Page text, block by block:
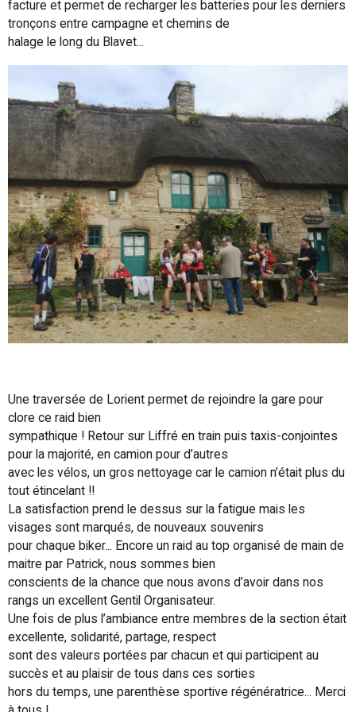
facture et permet de recharger les batteries pour les derniers
tronçons entre campagne et chemins de
halage le long du Blavet...
Une traversée de Lorient permet de rejoindre la gare pour
clore ce raid bien
sympathique ! Retour sur Liffré en train puis taxis-conjointes
pour la majorité, en camion pour d’autres
avec les vélos, un gros nettoyage car le camion n’était plus du
tout étincelant !!
La satisfaction prend le dessus sur la fatigue mais les
visages sont marqués, de nouveaux souvenirs
pour chaque biker... Encore un raid au top organisé de main de
maitre par Patrick, nous sommes bien
conscients de la chance que nous avons d’avoir dans nos
rangs un excellent Gentil Organisateur.
Une fois de plus l’ambiance entre membres de la section était
excellente, solidarité, partage, respect
sont des valeurs portées par chacun et qui participent au
succès et au plaisir de tous dans ces sorties
hors du temps, une parenthèse sportive régénératrice... Merci